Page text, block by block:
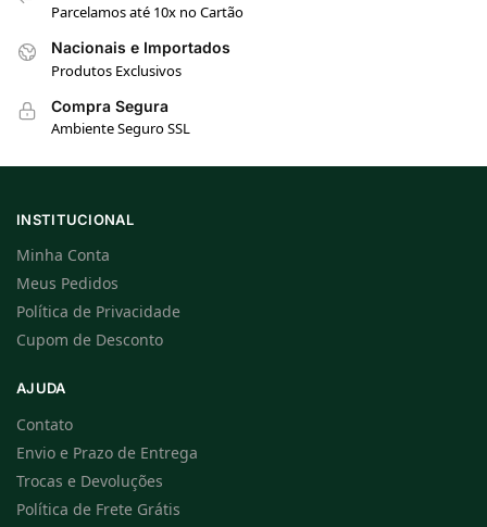
Parcelamos até 10x no Cartão
Nacionais e Importados
Produtos Exclusivos
Compra Segura
Ambiente Seguro SSL
INSTITUCIONAL
Minha Conta
Meus Pedidos
Política de Privacidade
Cupom de Desconto
AJUDA
Contato
Envio e Prazo de Entrega
Trocas e Devoluções
Política de Frete Grátis